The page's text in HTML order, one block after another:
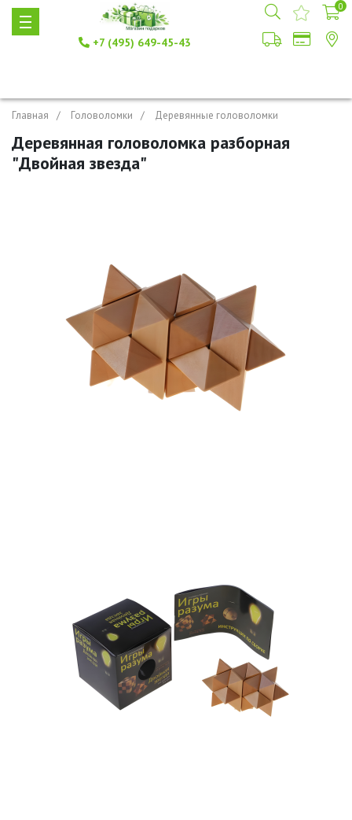
+7 (495) 649-45-43
0
Главная Головоломки Деревянные головоломки
Деревянная головоломка разборная
"Двойная звезда"